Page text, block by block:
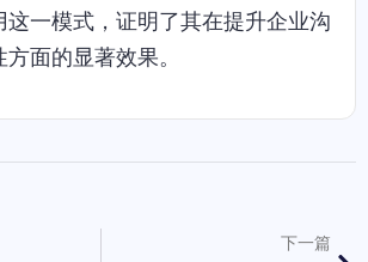
一模式，证明了其在提升企业沟
面的显著效果。
下一篇